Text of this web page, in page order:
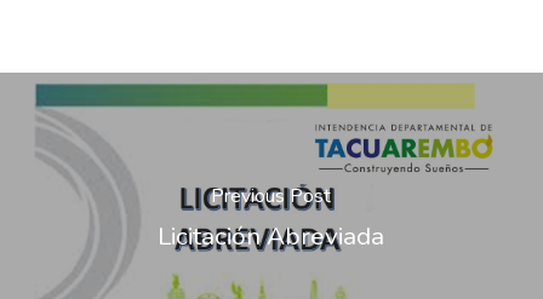
Previous Post
Licitación Abreviada